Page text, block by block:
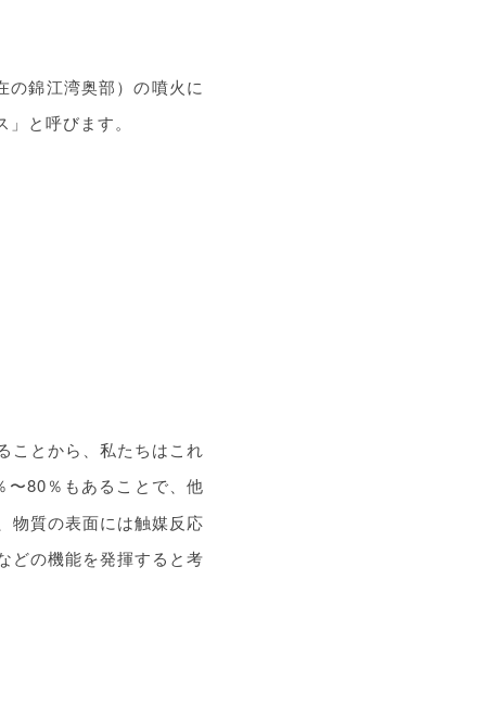
の錦江湾奥部）の噴火に
と呼びます。
ことから、私たちはこれ
〜80％もあることで、他
物質の表面には触媒反応
どの機能を発揮すると考